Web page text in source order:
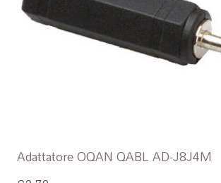
Adattatore OQAN QABL AD-J8J4M